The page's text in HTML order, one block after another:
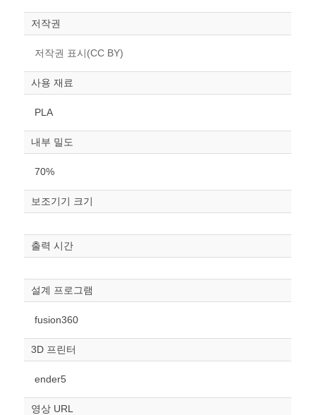
조정“ 버튼을 눌러주세요.
mm
폭
스케일
저작권
저작권 표시(CC BY)
사용 재료
PLA
내부 밀도
70%
보조기기 크기
출력 시간
설계 프로그램
fusion360
3D 프린터
ender5
영상 URL